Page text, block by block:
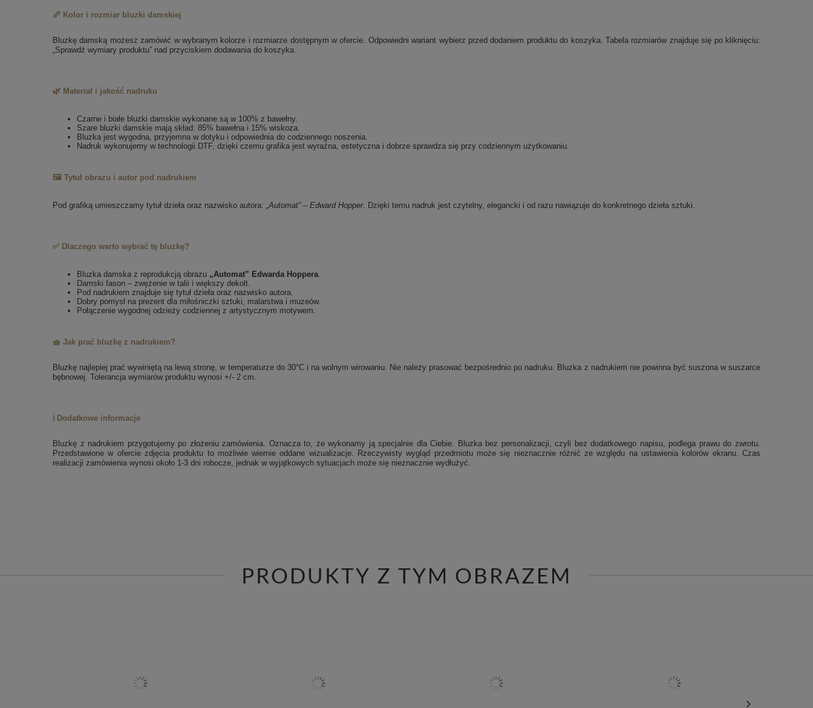
📏 Kolor i rozmiar bluzki damskiej
Bluzkę damską możesz zamówić w wybranym kolorze i rozmiarze dostępnym w ofercie. Odpowiedni wariant wybierz przed dodaniem produktu do koszyka. Tabela rozmiarów znajduje się po kliknięciu:
„Sprawdź wymiary produktu” nad przyciskiem dodawania do koszyka.
🌿 Materiał i jakość nadruku
Czarne i białe bluzki damskie wykonane są w 100% z bawełny.
Szare bluzki damskie mają skład: 85% bawełna i 15% wiskoza.
Bluzka jest wygodna, przyjemna w dotyku i odpowiednia do codziennego noszenia.
Nadruk wykonujemy w technologii DTF, dzięki czemu grafika jest wyraźna, estetyczna i dobrze sprawdza się przy codziennym użytkowaniu.
🖼️ Tytuł obrazu i autor pod nadrukiem
Pod grafiką umieszczamy tytuł dzieła oraz nazwisko autora: „Automat” – Edward Hopper. Dzięki temu nadruk jest czytelny, elegancki i od razu nawiązuje do konkretnego dzieła sztuki.
✅ Dlaczego warto wybrać tę bluzkę?
Bluzka damska z reprodukcją obrazu „Automat” Edwarda Hoppera
Damski fason – zwężenie w talii i większy dekolt.
Pod nadrukiem znajduje się tytuł dzieła oraz nazwisko autora.
Dobry pomysł na prezent dla miłośniczki sztuki, malarstwa i muzeów.
Połączenie wygodnej odzieży codziennej z artystycznym motywem.
🧺 Jak prać bluzkę z nadrukiem?
Bluzkę najlepiej prać wywiniętą na lewą stronę, w temperaturze do 30°C i na wolnym wirowaniu. Nie należy prasować bezpośrednio po nadruku. Bluzka z nadrukiem nie powinna być suszona w suszarce
bębnowej. Tolerancja wymiarów produktu wynosi +/- 2 cm.
ℹ️ Dodatkowe informacje
Bluzkę z nadrukiem przygotujemy po złożeniu zamówienia. Oznacza to, że wykonamy ją specjalnie dla Ciebie.
Bluzka bez personalizacji, czyli bez dodatkowego napisu, podlega prawu do zwrotu.
Przedstawione w ofercie zdjęcia produktu to możliwie wiernie oddane wizualizacje. Rzeczywisty wygląd przedmiotu może się nieznacznie różnić ze względu na ustawienia kolorów ekranu. Czas
realizacji zamówienia wynosi około 1-3 dni robocze, jednak w wyjątkowych sytuacjach może się nieznacznie wydłużyć.
PRODUKTY Z TYM OBRAZEM